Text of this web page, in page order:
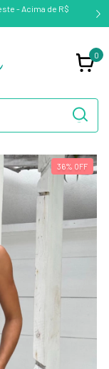
- Acima de R$
0
36% OFF